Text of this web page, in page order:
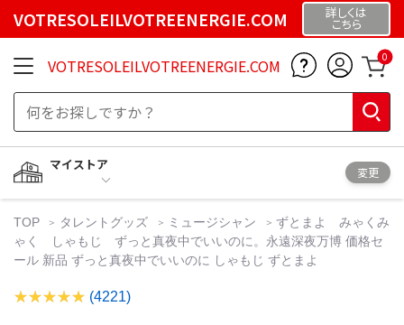
VOTRESOLEILVOTREENERGIE.COM 詳しくは
こちら
VOTRESOLEILVOTREENERGIE.COM 0
マイストア
変更
TOP タレントグッズ ミュージシャン
ずとまよ みゃくみ
ゃく しゃもじ ずっと真夜中でいいのに。永遠深夜万博 価格セ
ール 新品 ずっと真夜中でいいのに しゃもじ ずとまよ
(4221)